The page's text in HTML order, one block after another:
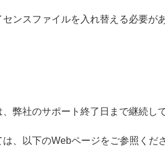
ンスファイルを入れ替える必要が
弊社のサポート終了日まで継続し
、以下のWebページをご参照くださ